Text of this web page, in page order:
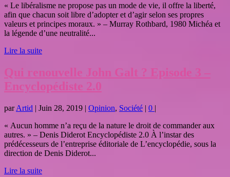
« Le libéralisme ne propose pas un mode de vie, il offre la liberté,
afin que chacun soit libre d’adopter et d’agir selon ses propres
valeurs et principes moraux. » – Murray Rothbard, 1980 Michéa et
la légende d’une neutralité...
Lire la suite
Qui renouvelle John Galt ? Episode 3 –
Encyclopédiste 2.0
parArtid | Juin 28, 2019 | Opinion, Société | 0 |
« Aucun homme n’a reçu de la nature le droit de commander aux
autres. » – Denis Diderot Encyclopédiste 2.0 À l’instar des
prédécesseurs de l’entreprise éditoriale de L’encyclopédie, sous la
direction de Denis Diderot...
Lire la suite